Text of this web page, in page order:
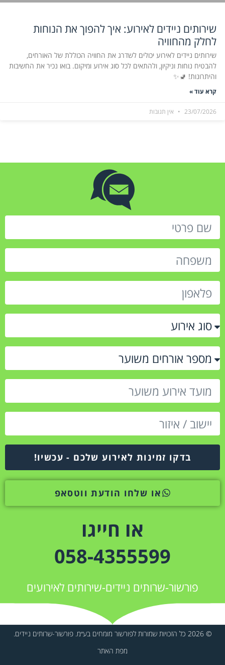
שירותים ניידים לאירוע: איך להפוך את הנוחות
לחלק מהחוויה
שירותים ניידים לאירוע יכולים לשדרג את החוויה הכוללת של האורחים,
להבטיח נוחות וניקיון, ולהתאים לכל סוג אירוע ומיקום. בואו נכיר את החשיבות
והיתרונות! 🚽✨
קרא עוד »
23/07/2026 אין תגובות
בדקו זמינות לאירוע שלכם - עכשיו!
או שלחו הודעת ווטסאפ
או חייגו
058-4355599
פורשור-שרותים ניידים-שירותים לאירועים
© 2026 כל הזכויות שמורות לפורשור מומחים בע״מ. פורשור-שרותים ניידים.
מפת האתר